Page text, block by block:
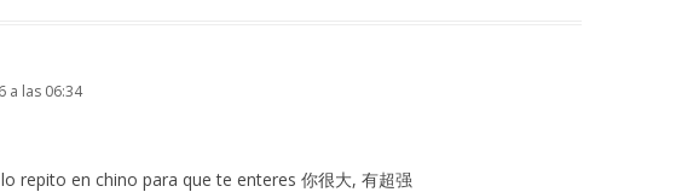
a las 06:34
repito en chino para que te enteres 你很大, 有超强